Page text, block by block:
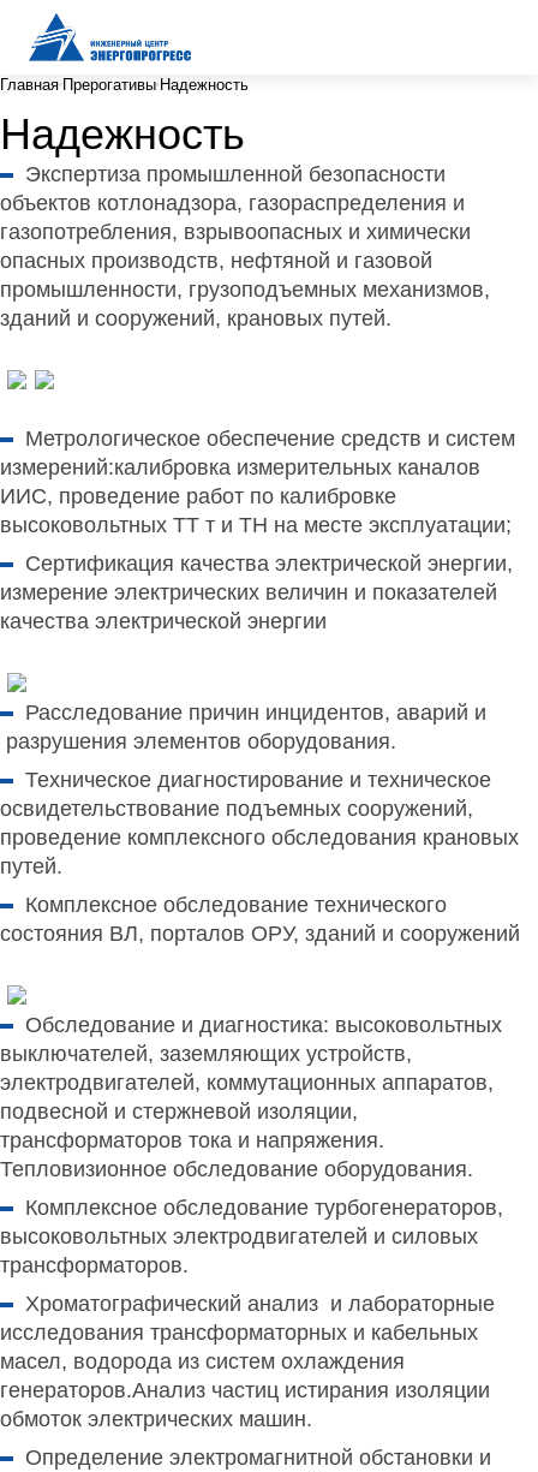
Главная Прерогативы Надежность
Надежность
Экспертиза промышленной безопасности
объектов котлонадзора, газораспределения и
газопотребления, взрывоопасных и химически
опасных производств, нефтяной и газовой
промышленности, грузоподъемных механизмов,
зданий и сооружений, крановых путей.
Метрологическое обеспечение средств и систем
измерений:калибровка измерительных каналов
ИИС, проведение работ по калибровке
высоковольтных ТТ т и ТН на месте эксплуатации;
Сертификация качества электрической энергии,
измерение электрических величин и показателей
качества электрической энергии
Расследование причин инцидентов, аварий и
разрушения элементов оборудования.
Техническое диагностирование и техническое
освидетельствование подъемных сооружений,
проведение комплексного обследования крановых
путей.
Комплексное обследование технического
состояния ВЛ, порталов ОРУ, зданий и сооружений
Обследование и диагностика: высоковольтных
выключателей, заземляющих устройств,
электродвигателей, коммутационных аппаратов,
подвесной и стержневой изоляции,
трансформаторов тока и напряжения.
Тепловизионное обследование оборудования.
Комплексное обследование турбогенераторов,
высоковольтных электродвигателей и силовых
трансформаторов.
Хроматографический анализ и лабораторные
исследования трансформаторных и кабельных
масел, водорода из систем охлаждения
генераторов.Анализ частиц истирания изоляции
обмоток электрических машин.
Определение электромагнитной обстановки и